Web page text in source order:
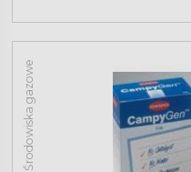
Środowiska gazowe